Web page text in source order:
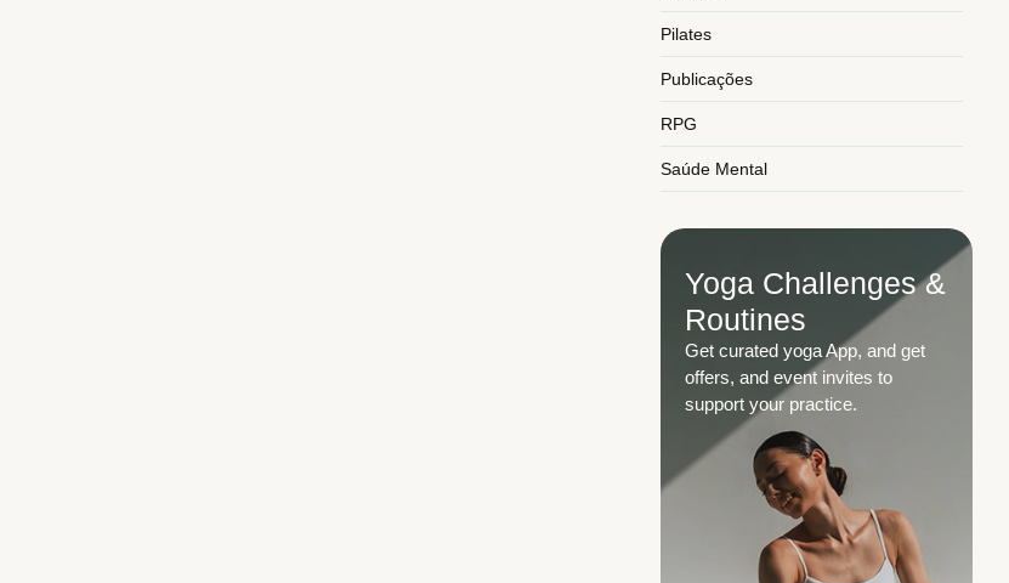
Pilates
Publicações
RPG
Saúde Mental
Yoga Challenges &
Routines
Get curated yoga App, and get
offers, and event invites to
support your practice.